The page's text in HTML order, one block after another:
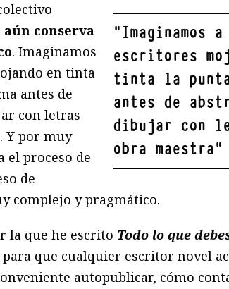
"Imaginamos
escritores
tinta la
antes de
dibujar con
obra maestra"
conserva
. Imaginamos
en tinta
antes de
con letras
Y por muy
el proceso de
de
complejo y pragmático.
la que he escrito Todo lo que
para que cualquier escritor novel
autopublicar, cómo